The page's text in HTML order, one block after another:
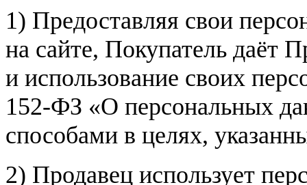
1) Предоставляя свои
на сайте, Покупатель даёт
и использование своих
152-ФЗ «О персональных
способами в целях,
2) Продавец использует